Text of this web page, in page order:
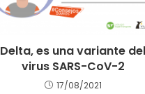
Delta, es una variante del
virus SARS-CoV-2
17/08/2021